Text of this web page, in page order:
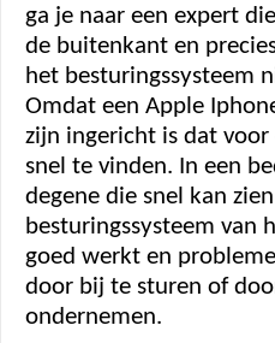
ga je naar een expert
de buitenkant en
het besturingssysteem
Omdat een Apple
zijn ingericht is dat voor
snel te vinden. In een
degene die snel kan
besturingssysteem van
goed werkt en
door bij te sturen of
ondernemen.